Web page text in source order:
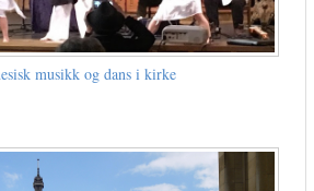
musikk og dans i kirke